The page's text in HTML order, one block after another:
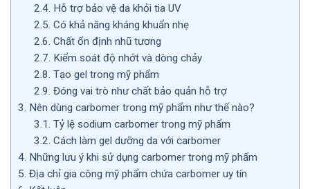
2.4. Hỗ trợ bảo vệ da khỏi tia UV
2.5. Có khả năng kháng khuẩn nhẹ
2.6. Chất ổn định nhũ tương
2.7. Kiểm soát độ nhớt và dòng chảy
2.8. Tạo gel trong mỹ phẩm
2.9. Đóng vai trò như chất bảo quản hỗ trợ
3. Nên dùng carbomer trong mỹ phẩm như thế nào?
3.1. Tỷ lệ sodium carbomer trong mỹ phẩm
3.2. Cách làm gel dưỡng da với carbomer
4. Những lưu ý khi sử dụng carbomer trong mỹ phẩm
5. Địa chỉ gia công mỹ phẩm chứa carbomer uy tín